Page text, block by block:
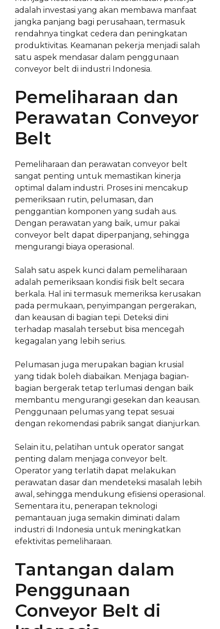
adalah investasi yang akan membawa manfaat
jangka panjang bagi perusahaan, termasuk
rendahnya tingkat cedera dan peningkatan
produktivitas. Keamanan pekerja menjadi salah
satu aspek mendasar dalam penggunaan
conveyor belt di industri Indonesia.
Pemeliharaan dan
Perawatan Conveyor
Belt
Pemeliharaan dan perawatan conveyor belt
sangat penting untuk memastikan kinerja
optimal dalam industri. Proses ini mencakup
pemeriksaan rutin, pelumasan, dan
penggantian komponen yang sudah aus.
Dengan perawatan yang baik, umur pakai
conveyor belt dapat diperpanjang, sehingga
mengurangi biaya operasional.
Salah satu aspek kunci dalam pemeliharaan
adalah pemeriksaan kondisi fisik belt secara
berkala. Hal ini termasuk memeriksa kerusakan
pada permukaan, penyimpangan pergerakan,
dan keausan di bagian tepi. Deteksi dini
terhadap masalah tersebut bisa mencegah
kegagalan yang lebih serius.
Pelumasan juga merupakan bagian krusial
yang tidak boleh diabaikan. Menjaga bagian-
bagian bergerak tetap terlumasi dengan baik
membantu mengurangi gesekan dan keausan.
Penggunaan pelumas yang tepat sesuai
dengan rekomendasi pabrik sangat dianjurkan.
Selain itu, pelatihan untuk operator sangat
penting dalam menjaga conveyor belt.
Operator yang terlatih dapat melakukan
perawatan dasar dan mendeteksi masalah lebih
awal, sehingga mendukung efisiensi operasional.
Sementara itu, penerapan teknologi
pemantauan juga semakin diminati dalam
industri di Indonesia untuk meningkatkan
efektivitas pemeliharaan.
Tantangan dalam
Penggunaan
Conveyor Belt di